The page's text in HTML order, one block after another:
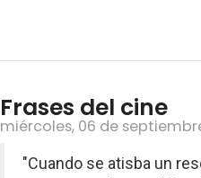
Frases del cine
miércoles, 06 de
"Cuando se atisba un